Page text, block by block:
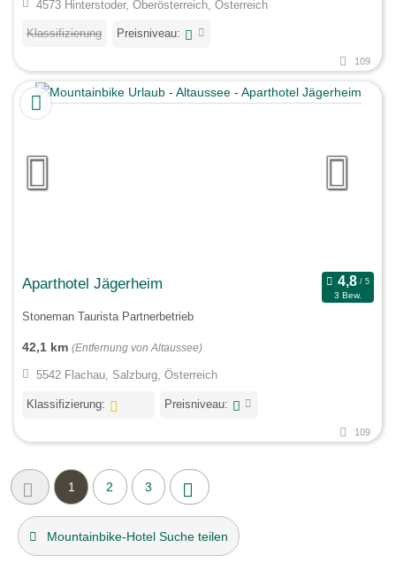
4573 Hinterstoder, Oberösterreich, Österreich
Klassifizierung Preisniveau:
109
Aparthotel Jägerheim
3 Bew.
Stoneman Taurista Partnerbetrieb
42,1 km (Entfernung von Altaussee)
5542 Flachau, Salzburg, Österreich
Klassifizierung: Preisniveau:
109
1 2 3
Mountainbike-Hotel Suche teilen